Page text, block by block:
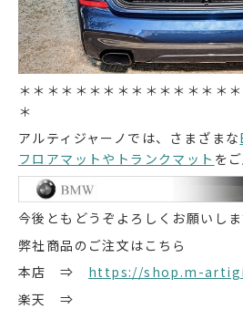
＊＊＊＊＊＊＊＊＊＊＊＊＊＊＊
＊
アルティジャーノでは、さまざまな
フロアマットやトランクマット を
今後ともどうぞよろしくお願いし
弊社商品のご注文はこちら
本店 ⇒ https://shop.m-
楽天 ⇒